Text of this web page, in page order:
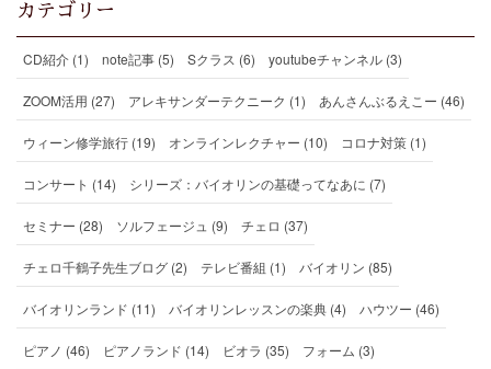
カテゴリー
CD紹介 (1) note記事 (5) Sクラス (6) youtubeチャンネル (3)
ZOOM活用 (27) アレキサンダーテクニーク (1) あんさんぶるえこー (46)
ウィーン修学旅行 (19) オンラインレクチャー (10) コロナ対策 (1)
コンサート (14) シリーズ：バイオリンの基礎ってなあに (7)
セミナー (28) ソルフェージュ (9) チェロ (37)
チェロ千鶴子先生ブログ (2) テレビ番組 (1) バイオリン (85)
バイオリンランド (11) バイオリンレッスンの楽典 (4) ハウツー (46)
ピアノ (46) ピアノランド (14) ビオラ (35) フォーム (3)